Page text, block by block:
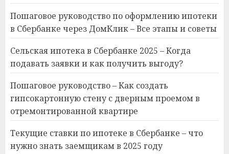
Пошаговое руководство по оформлению ипотеки
в Сбербанке через ДомКлик – Все этапы и советы
Сельская ипотека в Сбербанке 2025 – Когда
подавать заявки и как получить выгоду?
Пошаговое руководство – Как создать
гипсокартонную стену с дверным проемом в
отремонтированной квартире
Текущие ставки по ипотеке в Сбербанке – что
нужно знать заемщикам в 2025 году